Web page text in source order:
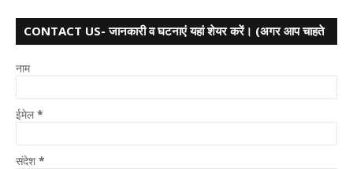
CONTACT US- जानकारी व घटनाएं यहां शेयर करें। (अगर आप चाहते
नाम
ईमेल*
संदेश *